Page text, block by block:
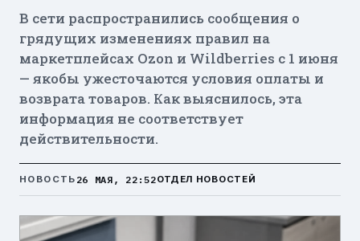
В сети распространились сообщения о
грядущих изменениях правил на
маркетплейсах Ozon и Wildberries с 1 июня
— якобы ужесточаются условия оплаты и
возврата товаров. Как выяснилось, эта
информация не соответствует
действительности.
НОВОСТЬ 26 МАЯ, 22:52ОТДЕЛ НОВОСТЕЙ